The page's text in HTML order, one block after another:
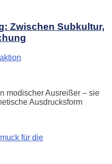
Zwischen Subkultur,
modischer Ausreißer – sie
Ausdrucksform